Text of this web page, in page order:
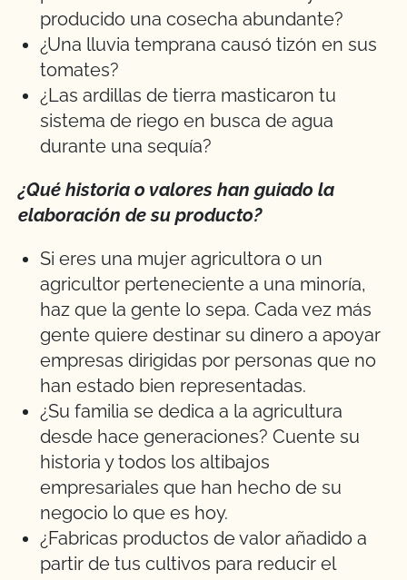
producido una cosecha abundante?
¿Una lluvia temprana causó tizón en sus
tomates?
¿Las ardillas de tierra masticaron tu
sistema de riego en busca de agua
durante una sequía?
¿Qué historia o valores han guiado la
elaboración de su producto?
Si eres una mujer agricultora o un
agricultor perteneciente a una minoría,
haz que la gente lo sepa. Cada vez más
gente quiere destinar su dinero a apoyar
empresas dirigidas por personas que no
han estado bien representadas.
¿Su familia se dedica a la agricultura
desde hace generaciones? Cuente su
historia y todos los altibajos
empresariales que han hecho de su
negocio lo que es hoy.
¿Fabricas productos de valor añadido a
partir de tus cultivos para reducir el